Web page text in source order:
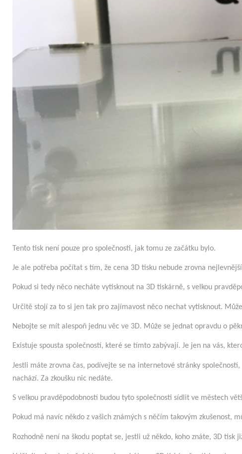
Tento tisk není pouze pro společnosti, jak tomu ze začátku bylo.
Je ale potřeba počítat s tím, že cena 3D tisku nebude zrovna
Pokud si tedy něco necháte vytisknout na 3D tiskárně, s velkou
Určitě stojí za to si jen tak pro zajímavost něco nechat vytisknout.
Nebojte se mít alespoň jednu věc ve 3D. Může se jednat opravdu o
Existuje spousta společností, které se tímto zabývají. Je jen na vás,
Jestli máte zrovna čas, podívejte se na internetové stránky
nachází. Za zkoušku nic nedáte.
S velkou pravděpodobností budou tyto společnosti sídlit ve městech
Pokud má navíc někdo z vašich známých s něčím takovým zkušenost,
Rozhodně není na škodu poptat se, jestli už někdo, koho znáte, 3D